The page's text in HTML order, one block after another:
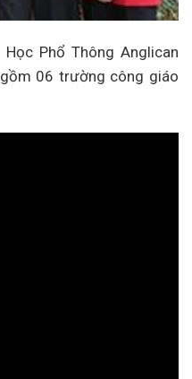
Phổ Thông Anglican
06 trường công giáo